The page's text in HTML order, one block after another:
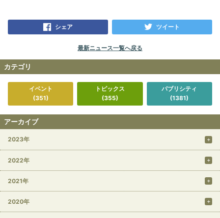
シェア ツイート
最新ニュース一覧へ戻る
カテゴリ
イベント
(351)
トピックス
(355)
パブリシティ
(1381)
アーカイブ
2023年
2022年
2021年
2020年